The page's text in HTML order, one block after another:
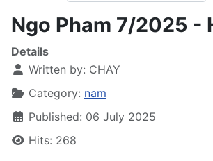
Ngo Pham 7/2025 -
Details
Written by: CHAY
Category: nam
Published: 06 July 2025
Hits: 268